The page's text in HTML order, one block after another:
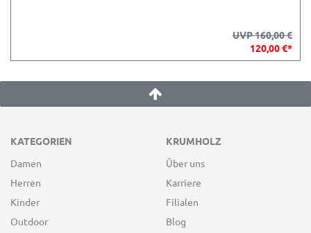
UVP 160,00 €
120,00 €*
KATEGORIEN
Damen
Herren
Kinder
Outdoor
KRUMHOLZ
Über uns
Karriere
Filialen
Blog